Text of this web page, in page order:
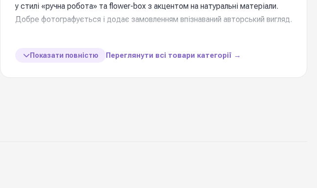
у стилі «ручна робота» та flower-box з акцентом на натуральні матеріали.
Добре фотографується і додає замовленням впізнаваний авторський вигляд.
📋 Характеристики товару
Матеріал крафт папір целюлозний
Показати повністю Переглянути всі товари категорії →